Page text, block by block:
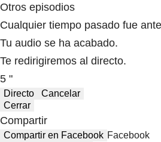
Otros episodios
Cualquier tiempo pasado fue
Tu audio se ha acabado.
Te redirigiremos al directo.
5 "
Directo
Cancelar
Cerrar
Compartir
Compartir en Facebook Facebook